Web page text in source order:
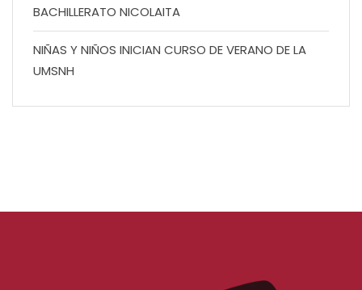
BACHILLERATO NICOLAITA
NIÑAS Y NIÑOS INICIAN CURSO DE VERANO DE LA
UMSNH